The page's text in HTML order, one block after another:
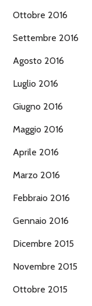
Ottobre 2016
Settembre 2016
Agosto 2016
Luglio 2016
Giugno 2016
Maggio 2016
Aprile 2016
Marzo 2016
Febbraio 2016
Gennaio 2016
Dicembre 2015
Novembre 2015
Ottobre 2015